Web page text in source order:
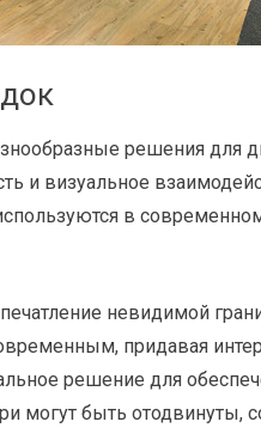
решения для
и визуальное
в
невидимой
придавая
решение для
могут быть отодвинуты,